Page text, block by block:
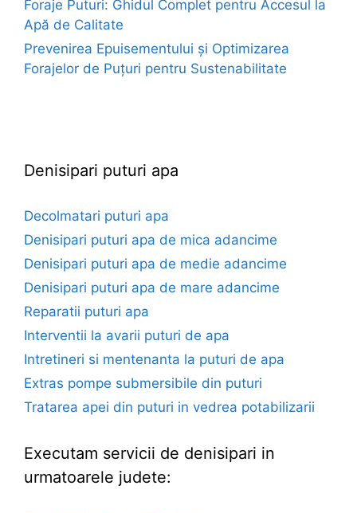
Foraje Puturi: Ghidul Complet pentru Accesul la
Apă de Calitate
Prevenirea Epuisementului și Optimizarea
Forajelor de Puțuri pentru Sustenabilitate
Denisipari puturi apa
Decolmatari puturi apa
Denisipari puturi apa de mica adancime
Denisipari puturi apa de medie adancime
Denisipari puturi apa de mare adancime
Reparatii puturi apa
Interventii la avarii puturi de apa
Intretineri si mentenanta la puturi de apa
Extras pompe submersibile din puturi
Tratarea apei din puturi in vedrea potabilizarii
Executam servicii de denisipari in
urmatoarele judete: